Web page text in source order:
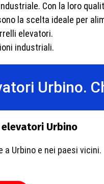
Con la loro
la scelta ideale per
elevatori.
industriali.
Urbino.
Urbino
Urbino e nei paesi vicini.